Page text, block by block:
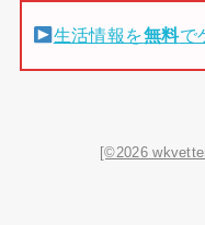
生活情報を無料で
[©2026